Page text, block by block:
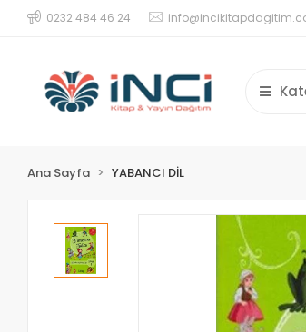
0232 484 46 24
Ana Sayfa YABANCI DİL